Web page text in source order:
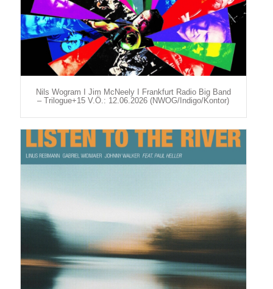
Nils Wogram I Jim McNeely I Frankfurt Radio Big Band
– Trilogue+15 V.Ö.: 12.06.2026 (NWOG/Indigo/Kontor)